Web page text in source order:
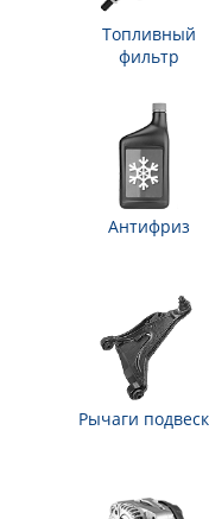
Топливный
фильтр
Антифриз
Рычаги